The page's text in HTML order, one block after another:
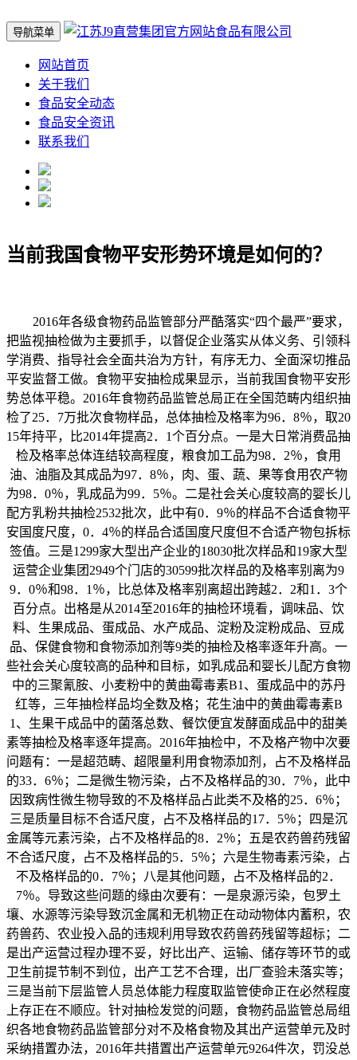
导航菜单
网站首页
关于我们
食品安全动态
食品安全资讯
联系我们
当前我国食物平安形势环境是如何的？
2016年各级食物药品监管部分严酷落实“四个最严”要求，
把监视抽检做为主要抓手，以督促企业落实从体义务、引领科
学消费、指导社会全面共治为方针，有序无力、全面深切推品
平安监督工做。食物平安抽检成果显示，当前我国食物平安形
势总体平稳。2016年食物药品监管总局正在全国范畴内组织抽
检了25．7万批次食物样品，总体抽检及格率为96．8％，取20
15年持平，比2014年提高2．1个百分点。一是大日常消费品抽
检及格率总体连结较高程度，粮食加工品为98．2％，食用
油、油脂及其成品为97．8％，肉、蛋、蔬、果等食用农产物
为98．0％，乳成品为99．5％。二是社会关心度较高的婴长儿
配方乳粉共抽检2532批次，此中有0．9％的样品不合适食物平
安国度尺度，0．4％的样品合适国度尺度但不合适产物包拆标
签值。三是1299家大型出产企业的18030批次样品和19家大型
运营企业集团2949个门店的30599批次样品的及格率别离为9
9．0％和98．1％，比总体及格率别离超出跨越2．2和1．3个
百分点。出格是从2014至2016年的抽检环境看，调味品、饮
料、生果成品、蛋成品、水产成品、淀粉及淀粉成品、豆成
品、保健食物和食物添加剂等9类的抽检及格率逐年升高。一
些社会关心度较高的品种和目标，如乳成品和婴长儿配方食物
中的三聚氰胺、小麦粉中的黄曲霉毒素B1、蛋成品中的苏丹
红等，三年抽检样品均全数及格；花生油中的黄曲霉毒素B
1、生果干成品中的菌落总数、餐饮便宜发酵面成品中的甜美
素等抽检及格率逐年提高。2016年抽检中，不及格产物中次要
问题有：一是超范畴、超限量利用食物添加剂，占不及格样品
的33．6％；二是微生物污染，占不及格样品的30．7％，此中
因致病性微生物导致的不及格样品占此类不及格的25．6％；
三是质量目标不合适尺度，占不及格样品的17．5％；四是沉
金属等元素污染，占不及格样品的8．2％；五是农药兽药残留
不合适尺度，占不及格样品的5．5％；六是生物毒素污染，占
不及格样品的0．7％；八是其他问题，占不及格样品的2．
7％。导致这些问题的缘由次要有：一是泉源污染，包罗土
壤、水源等污染导致沉金属和无机物正在动动物体内蓄积，农
药兽药、农业投入品的违规利用导致农药兽药残留等超标；二
是出产运营过程办理不妥，好比出产、运输、储存等环节的或
卫生前提节制不到位，出产工艺不合理，出厂查验未落实等；
三是当前下层监管人员总体能力程度取监管使命正在必然程度
上存正在不顺应。针对抽检发觉的问题，食物药品监管总局组
织各地食物药品监管部分对不及格食物及其出产运营单元及时
采纳措置办法，2016年共措置出产运营单元9264件次，罚没总